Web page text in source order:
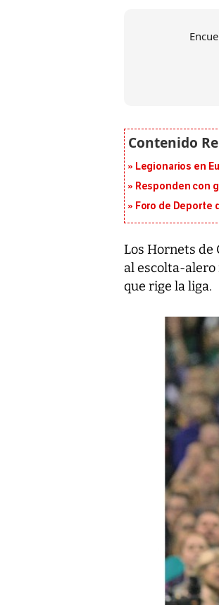
Legionarios en
Responden con
Foro de Deporte
Los Hornets
al escolta-
que rige la liga.